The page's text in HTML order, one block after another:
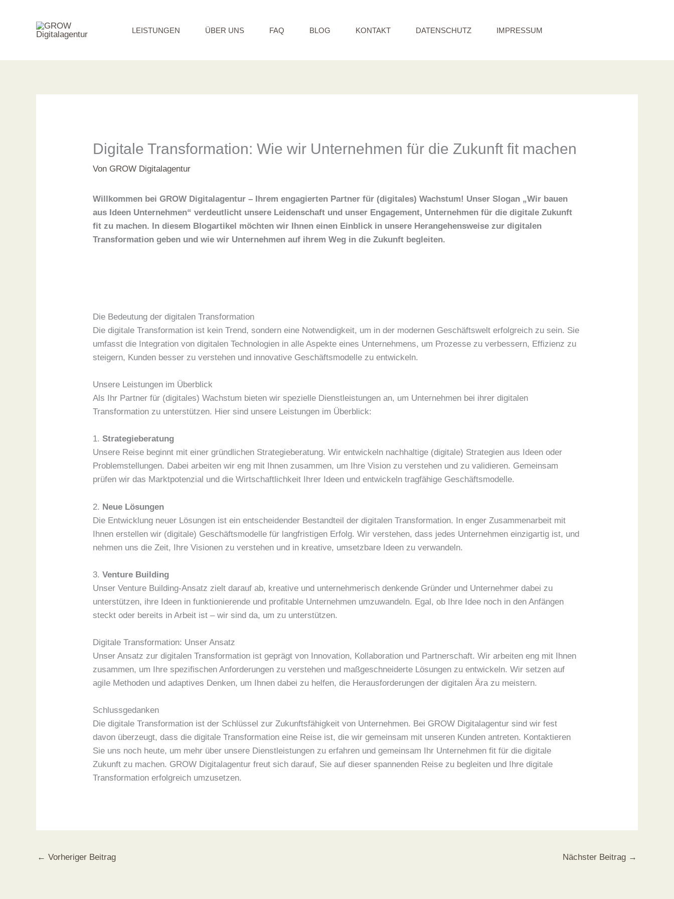
LEISTUNGEN ÜBER UNS FAQ BLOG KONTAKT DATENSCHUTZ IMPRESSUM
Digitale Transformation: Wie wir Unternehmen für die Zukunft fit machen
Von GROW Digitalagentur
Willkommen bei GROW Digitalagentur – Ihrem engagierten Partner für (digitales) Wachstum! Unser Slogan „Wir bauen
aus Ideen Unternehmen“ verdeutlicht unsere Leidenschaft und unser Engagement, Unternehmen für die digitale Zukunft
fit zu machen. In diesem Blogartikel möchten wir Ihnen einen Einblick in unsere Herangehensweise zur digitalen
Transformation geben und wie wir Unternehmen auf ihrem Weg in die Zukunft begleiten.
Die Bedeutung der digitalen Transformation
Die digitale Transformation ist kein Trend, sondern eine Notwendigkeit, um in der modernen Geschäftswelt erfolgreich zu sein. Sie
umfasst die Integration von digitalen Technologien in alle Aspekte eines Unternehmens, um Prozesse zu verbessern, Effizienz zu
steigern, Kunden besser zu verstehen und innovative Geschäftsmodelle zu entwickeln.
Unsere Leistungen im Überblick
Als Ihr Partner für (digitales) Wachstum bieten wir spezielle Dienstleistungen an, um Unternehmen bei ihrer digitalen
Transformation zu unterstützen. Hier sind unsere Leistungen im Überblick:
1.Strategieberatung
Unsere Reise beginnt mit einer gründlichen Strategieberatung. Wir entwickeln nachhaltige (digitale) Strategien aus Ideen oder
Problemstellungen. Dabei arbeiten wir eng mit Ihnen zusammen, um Ihre Vision zu verstehen und zu validieren. Gemeinsam
prüfen wir das Marktpotenzial und die Wirtschaftlichkeit Ihrer Ideen und entwickeln tragfähige Geschäftsmodelle.
2. Neue Lösungen
Die Entwicklung neuer Lösungen ist ein entscheidender Bestandteil der digitalen Transformation. In enger Zusammenarbeit mit
Ihnen erstellen wir (digitale) Geschäftsmodelle für langfristigen Erfolg. Wir verstehen, dass jedes Unternehmen einzigartig ist, und
nehmen uns die Zeit, Ihre Visionen zu verstehen und in kreative, umsetzbare Ideen zu verwandeln.
3.Venture Building
Unser Venture Building-Ansatz zielt darauf ab, kreative und unternehmerisch denkende Gründer und Unternehmer dabei zu
unterstützen, ihre Ideen in funktionierende und profitable Unternehmen umzuwandeln. Egal, ob Ihre Idee noch in den Anfängen
steckt oder bereits in Arbeit ist – wir sind da, um zu unterstützen.
Digitale Transformation: Unser Ansatz
Unser Ansatz zur digitalen Transformation ist geprägt von Innovation, Kollaboration und Partnerschaft. Wir arbeiten eng mit Ihnen
zusammen, um Ihre spezifischen Anforderungen zu verstehen und maßgeschneiderte Lösungen zu entwickeln. Wir setzen auf
agile Methoden und adaptives Denken, um Ihnen dabei zu helfen, die Herausforderungen der digitalen Ära zu meistern.
Schlussgedanken
Die digitale Transformation ist der Schlüssel zur Zukunftsfähigkeit von Unternehmen. Bei GROW Digitalagentur sind wir fest
davon überzeugt, dass die digitale Transformation eine Reise ist, die wir gemeinsam mit unseren Kunden antreten. Kontaktieren
Sie uns noch heute, um mehr über unsere Dienstleistungen zu erfahren und gemeinsam Ihr Unternehmen fit für die digitale
Zukunft zu machen. GROW Digitalagentur freut sich darauf, Sie auf dieser spannenden Reise zu begleiten und Ihre digitale
Transformation erfolgreich umzusetzen.
← Vorheriger Beitrag Nächster Beitrag →